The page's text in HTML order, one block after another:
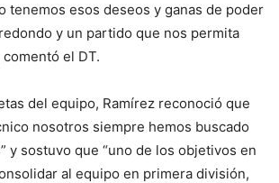
tenemos esos deseos y ganas de poder
y un partido que nos permita
el DT.
del equipo, Ramírez reconoció que
nosotros siempre hemos buscado
y sostuvo que “uno de los objetivos en
al equipo en primera división,